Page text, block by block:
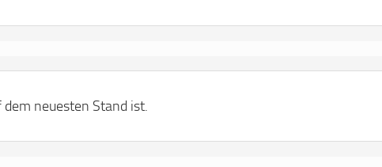
dem neuesten Stand ist.